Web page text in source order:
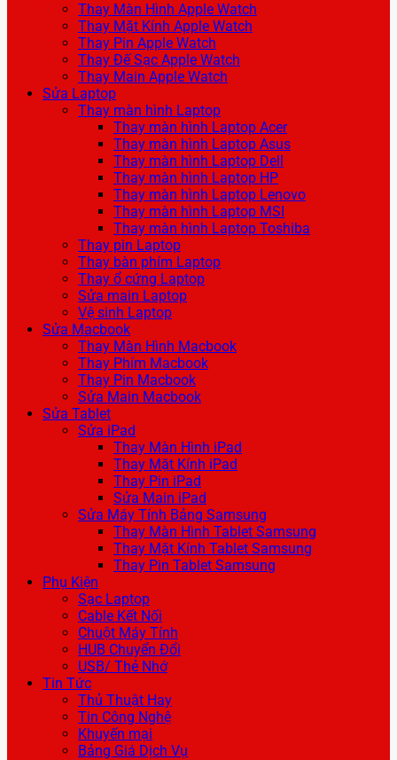
Thay Màn Hình Apple Watch
Thay Mặt Kính Apple Watch
Thay Pin Apple Watch
Thay Đế Sạc Apple Watch
Thay Main Apple Watch
Sửa Laptop
Thay màn hình Laptop
Thay màn hình Laptop Acer
Thay màn hình Laptop Asus
Thay màn hình Laptop Dell
Thay màn hình Laptop HP
Thay màn hình Laptop Lenovo
Thay màn hình Laptop MSI
Thay màn hình Laptop Toshiba
Thay pin Laptop
Thay bàn phím Laptop
Thay ổ cứng Laptop
Sửa main Laptop
Vệ sinh Laptop
Sửa Macbook
Thay Màn Hình Macbook
Thay Phím Macbook
Thay Pin Macbook
Sửa Main Macbook
Sửa Tablet
Sửa iPad
Thay Màn Hình iPad
Thay Mặt Kính iPad
Thay Pin iPad
Sửa Main iPad
Sửa Máy Tính Bảng Samsung
Thay Màn Hình Tablet Samsung
Thay Mặt Kính Tablet Samsung
Thay Pin Tablet Samsung
Phụ Kiện
Sạc Laptop
Cable Kết Nối
Chuột Máy Tính
HUB Chuyển Đổi
USB/ Thẻ Nhớ
Tin Tức
Thủ Thuật Hay
Tin Công Nghệ
Khuyến mại
Bảng Giá Dịch Vụ